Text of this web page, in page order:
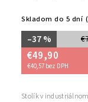
Skladom do 5 dní
–37 %
€49,90
€40,57 bez DPH
Stolík v